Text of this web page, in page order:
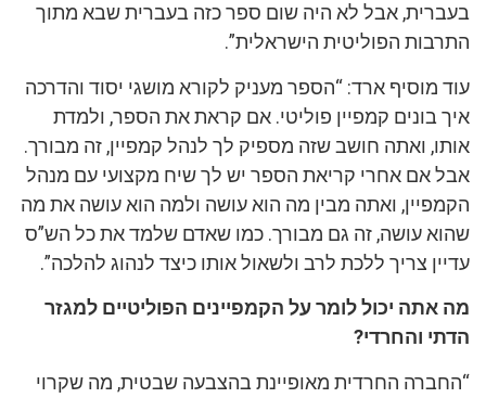
בעברית, אבל לא היה שום ספר כזה בעברית שבא מתוך
התרבות הפוליטית הישראלית”.
עוד מוסיף ארד: “הספר מעניק לקורא מושגי יסוד והדרכה
איך בונים קמפיין פוליטי. אם קראת את הספר, ולמדת
אותו, ואתה חושב שזה מספיק לך לנהל קמפיין, זה מבורך.
אבל אם אחרי קריאת הספר יש לך שיח מקצועי עם מנהל
הקמפיין, ואתה מבין מה הוא עושה ולמה הוא עושה את מה
שהוא עושה, זה גם מבורך. כמו שאדם שלמד את כל הש”ס
עדיין צריך ללכת לרב ולשאול אותו כיצד לנהוג להלכה”.
מה אתה יכול לומר על הקמפיינים הפוליטיים למגזר
הדתי והחרדי?
“החברה החרדית מאופיינת בהצבעה שבטית, מה שקרוי